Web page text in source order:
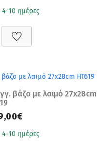
10 ημέρες
βάζο με λαιμό 27x28cm
10 ημέρες